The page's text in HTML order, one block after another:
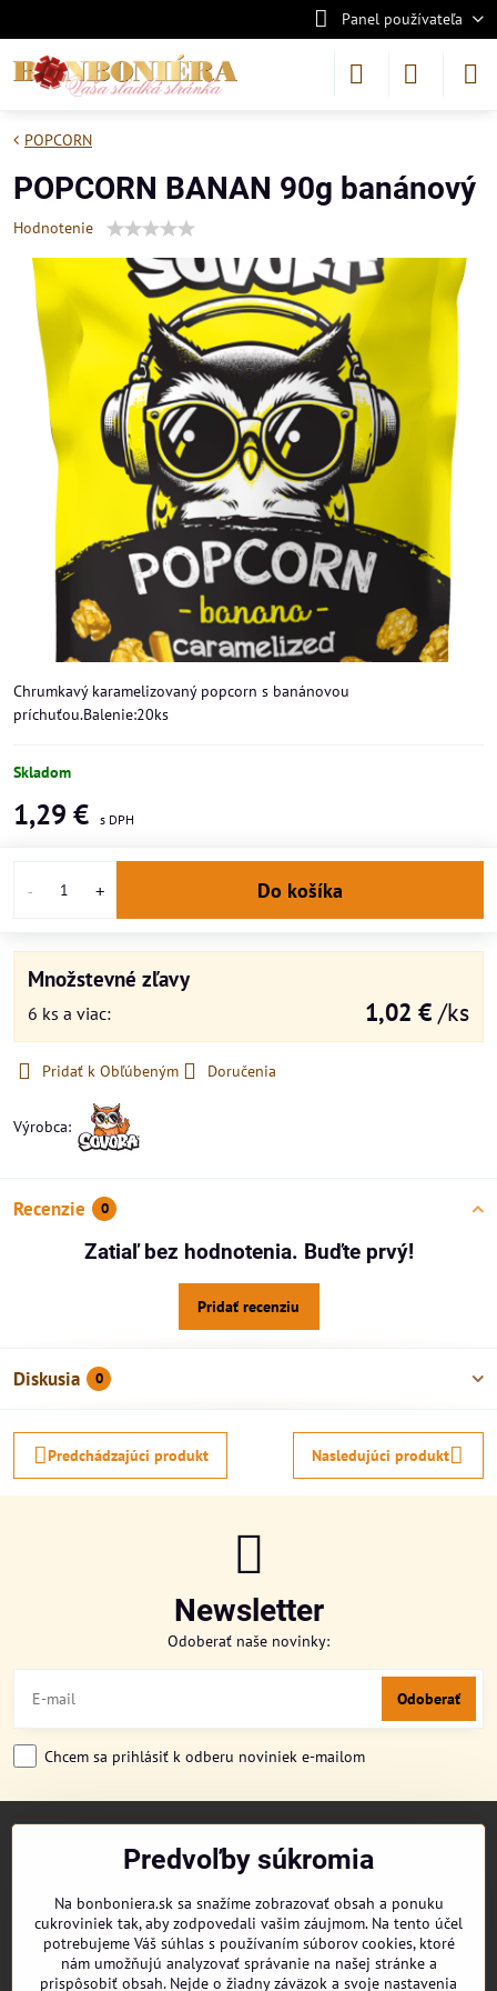
Panel používateľa
POPCORN
POPCORN BANAN 90g banánový
Hodnotenie
Chrumkavý karamelizovaný popcorn s banánovou
príchuťou.Balenie:20ks
Skladom
1,29 €
Do košíka
Množstevné zľavy
6 ks a viac: 1,02 € /ks
Pridať k Obľúbeným Doručenia
Výrobca:
Recenzie 0
Zatiaľ bez hodnotenia. Buďte prvý!
Pridať recenziu
Diskusia 0
Predchádzajúci produkt Nasledujúci produkt
Newsletter
Odoberať naše novinky:
Odoberať
Chcem sa prihlásiť k odberu noviniek e-mailom
DORUČENIE OBJEDNÁVKY
REKLAMAČNÉ PODMIENKY
OBCHODNÉ PODMIENKY
KONTAKT
Predvoľby súkromia
Na bonboniera.sk sa snažíme zobrazovať obsah a ponuku
cukroviniek tak, aby zodpovedali vašim záujmom. Na tento účel
potrebujeme Váš súhlas s používaním súborov cookies, ktoré
nám umožňujú analyzovať správanie na našej stránke a
prispôsobiť obsah. Nejde o žiadny záväzok a svoje nastavenia